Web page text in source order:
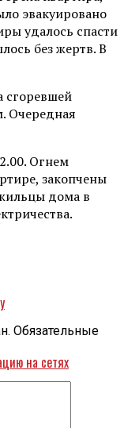
эвакуировано
удалось спасти
без жертв. В
сгоревшей
Очередная
Огнем
закопчены
дома в
на сетях
Обязательные